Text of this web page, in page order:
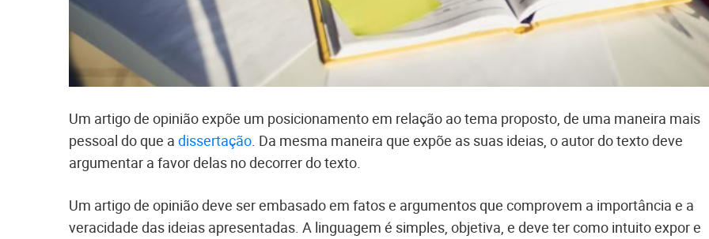
Um artigo de opinião expõe um posicionamento em relação ao tema proposto, de uma maneira mais
pessoal do que a dissertação. Da mesma maneira que expõe as suas ideias, o autor do texto deve
argumentar a favor delas no decorrer do texto.
Um artigo de opinião deve ser embasado em fatos e argumentos que comprovem a importância e a
veracidade das ideias apresentadas. A linguagem é simples, objetiva, e deve ter como intuito expor e